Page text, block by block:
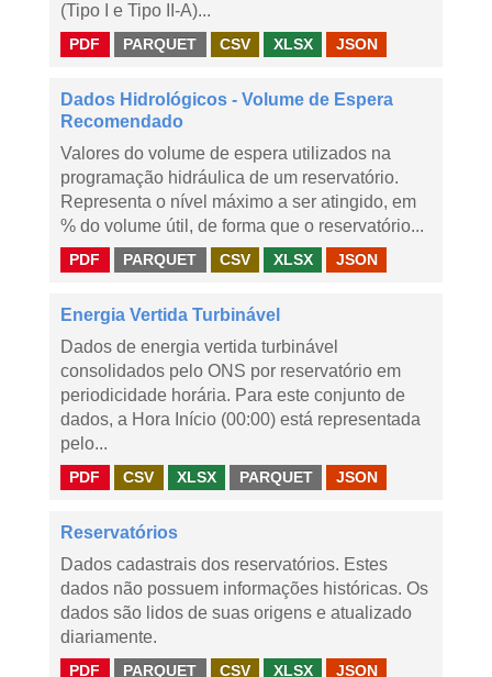
(Tipo I e Tipo II-A)...
PDF PARQUET CSV XLSX JSON
Dados Hidrológicos - Volume de Espera
Recomendado
Valores do volume de espera utilizados na
programação hidráulica de um reservatório.
Representa o nível máximo a ser atingido, em
% do volume útil, de forma que o reservatório...
PDF PARQUET CSV XLSX JSON
Energia Vertida Turbinável
Dados de energia vertida turbinável
consolidados pelo ONS por reservatório em
periodicidade horária. Para este conjunto de
dados, a Hora Início (00:00) está representada
pelo...
PDF CSV XLSX PARQUET JSON
Reservatórios
Dados cadastrais dos reservatórios. Estes
dados não possuem informações históricas. Os
dados são lidos de suas origens e atualizado
diariamente.
PDF PARQUET CSV XLSX JSON